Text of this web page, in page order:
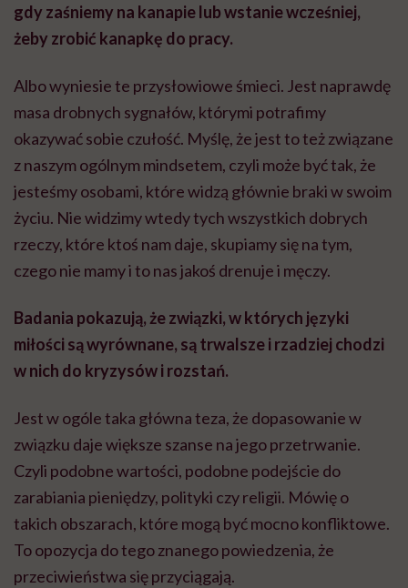
gdy zaśniemy na kanapie lub wstanie wcześniej,
żeby zrobić kanapkę do pracy.
Albo wyniesie te przysłowiowe śmieci. Jest naprawdę
masa drobnych sygnałów, którymi potrafimy
okazywać sobie czułość. Myślę, że jest to też związane
z naszym ogólnym mindsetem, czyli może być tak, że
jesteśmy osobami, które widzą głównie braki w swoim
życiu. Nie widzimy wtedy tych wszystkich dobrych
rzeczy, które ktoś nam daje, skupiamy się na tym,
czego nie mamy i to nas jakoś drenuje i męczy.
Badania pokazują, że związki, w których języki
miłości są wyrównane, są trwalsze i rzadziej chodzi
w nich do kryzysów i rozstań.
Jest w ogóle taka główna teza, że dopasowanie w
związku daje większe szanse na jego przetrwanie.
Czyli podobne wartości, podobne podejście do
zarabiania pieniędzy, polityki czy religii. Mówię o
takich obszarach, które mogą być mocno konfliktowe.
To opozycja do tego znanego powiedzenia, że
przeciwieństwa się przyciągają.